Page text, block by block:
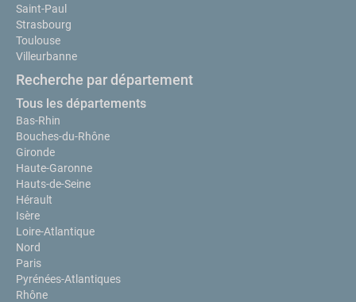
Saint-Paul
Strasbourg
Toulouse
Villeurbanne
Recherche par département
Tous les départements
Bas-Rhin
Bouches-du-Rhône
Gironde
Haute-Garonne
Hauts-de-Seine
Hérault
Isère
Loire-Atlantique
Nord
Paris
Pyrénées-Atlantiques
Rhône